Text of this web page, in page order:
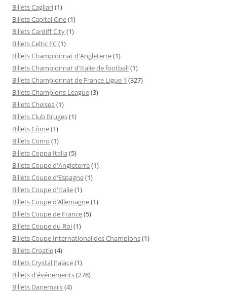
Billets Cagliari(1)
Billets Capital One(1)
Billets Cardiff City(1)
Billets Celtic FC(1)
Billets Championnat d'Angleterre(1)
Billets Championnat d'Italie de football(1)
Billets Championnat de France Ligue 1 (327)
Billets Champions League(3)
Billets Chelsea (1)
Billets Club Bruges(1)
Billets Côme(1)
Billets Como (1)
Billets Coppa Italia (5)
Billets Coupe d'Angleterre(1)
Billets Coupe d'Espagne(1)
Billets Coupe d'Italie(1)
Billets Coupe d’Allemagne(1)
Billets Coupe de France(5)
Billets Coupe du Roi(1)
Billets Coupe International des Champions(1)
Billets Croatie(4)
Billets Crystal Palace(1)
Billets d'événements(278)
Billets Danemark(4)